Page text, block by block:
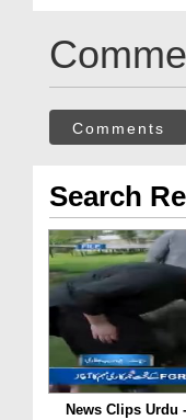
Comments
Search
News Clips Urdu